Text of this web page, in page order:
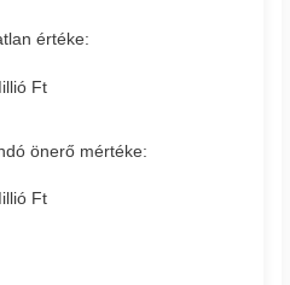
értéke:
Ft
önerő mértéke:
Ft